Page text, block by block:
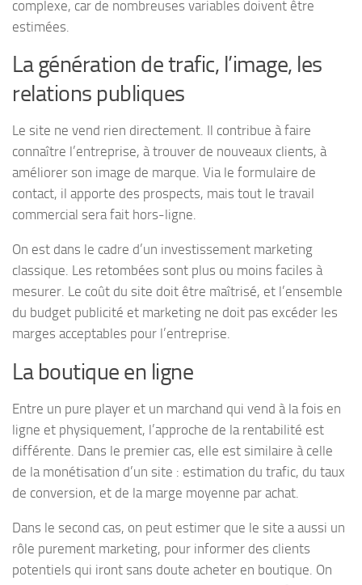
complexe, car de nombreuses variables doivent être
estimées.
La génération de trafic, l’image, les
relations publiques
Le site ne vend rien directement. Il contribue à faire
connaître l’entreprise, à trouver de nouveaux clients, à
améliorer son image de marque. Via le formulaire de
contact, il apporte des prospects, mais tout le travail
commercial sera fait hors-ligne.
On est dans le cadre d’un investissement marketing
classique. Les retombées sont plus ou moins faciles à
mesurer. Le coût du site doit être maîtrisé, et l’ensemble
du budget publicité et marketing ne doit pas excéder les
marges acceptables pour l’entreprise.
La boutique en ligne
Entre un pure player et un marchand qui vend à la fois en
ligne et physiquement, l’approche de la rentabilité est
différente. Dans le premier cas, elle est similaire à celle
de la monétisation d’un site : estimation du trafic, du taux
de conversion, et de la marge moyenne par achat.
Dans le second cas, on peut estimer que le site a aussi un
rôle purement marketing, pour informer des clients
potentiels qui iront sans doute acheter en boutique. On